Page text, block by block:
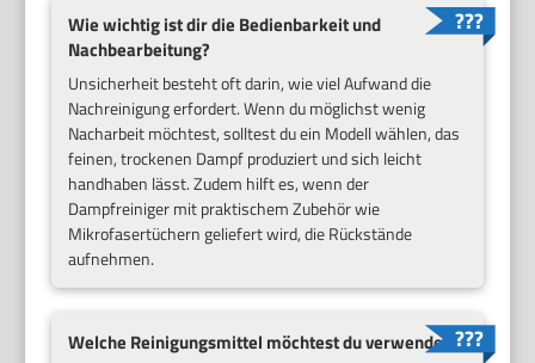
Wie wichtig ist dir die Bedienbarkeit und
Nachbearbeitung?
Unsicherheit besteht oft darin, wie viel Aufwand die
Nachreinigung erfordert. Wenn du möglichst wenig
Nacharbeit möchtest, solltest du ein Modell wählen, das
feinen, trockenen Dampf produziert und sich leicht
handhaben lässt. Zudem hilft es, wenn der
Dampfreiniger mit praktischem Zubehör wie
Mikrofasertüchern geliefert wird, die Rückstände
aufnehmen.
Welche Reinigungsmittel möchtest du verwenden?